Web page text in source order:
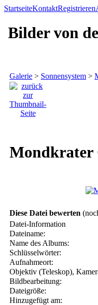
StartseiteKontaktRegistrieren
Bilder von
Galerie > Sonnensystem >
Mondkrater
Diese Datei bewerten
Datei-Information
Dateiname:
Name des Albums:
Schlüsselwörter:
Aufnahmeort:
Objektiv (Teleskop),
Bildbearbeitung:
Dateigröße:
Hinzugefügt am: